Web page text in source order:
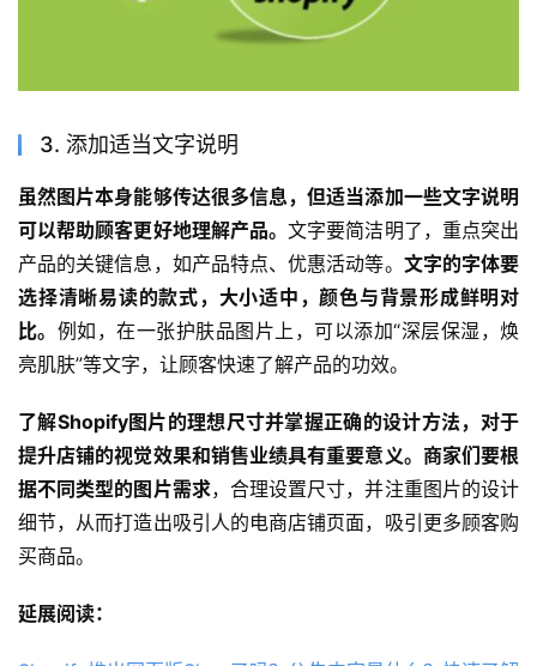
3. 添加适当文字说明
虽然图片本身能够传达很多信息，但适当添加一些文字说明
可以帮助顾客更好地理解产品。文字要简洁明了，重点突出
产品的关键信息，如产品特点、优惠活动等。 文字的字体要
选择清晰易读的款式，大小适中，颜色与背景形成鲜明对
比。 例如，在一张护肤品图片上，可以添加“深层保湿，焕
亮肌肤”等文字，让顾客快速了解产品的功效。
了解Shopify图片的理想尺寸并掌握正确的设计方法，对于
提升店铺的视觉效果和销售业绩具有重要意义。商家们要根
据不同类型的图片需求，合理设置尺寸，并注重图片的设计
细节，从而打造出吸引人的电商店铺页面，吸引更多顾客购
买商品。
延展阅读：